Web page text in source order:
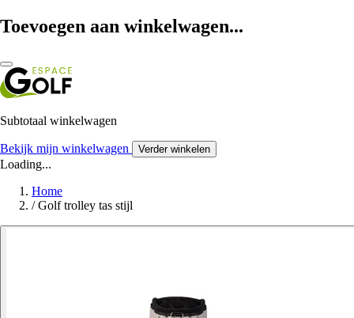
Toevoegen aan winkelwagen...
Subtotaal winkelwagen
Bekijk mijn winkelwagen Verder winkelen
Loading...
Home
/ Golf trolley tas stijl